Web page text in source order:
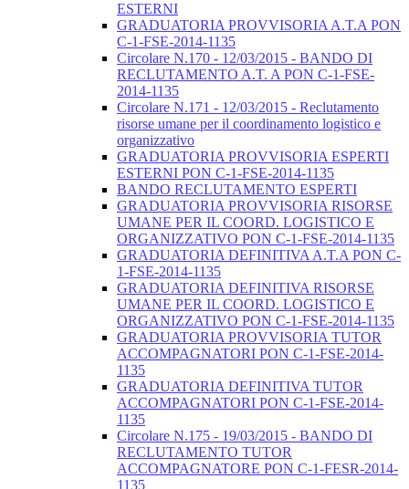
ESTERNI
GRADUATORIA PROVVISORIA A.T.A PON
C-1-FSE-2014-1135
Circolare N.170 - 12/03/2015 - BANDO DI
RECLUTAMENTO A.T. A PON C-1-FSE-
2014-1135
Circolare N.171 - 12/03/2015 - Reclutamento
risorse umane per il coordinamento logistico e
organizzativo
GRADUATORIA PROVVISORIA ESPERTI
ESTERNI PON C-1-FSE-2014-1135
BANDO RECLUTAMENTO ESPERTI
GRADUATORIA PROVVISORIA RISORSE
UMANE PER IL COORD. LOGISTICO E
ORGANIZZATIVO PON C-1-FSE-2014-1135
GRADUATORIA DEFINITIVA A.T.A PON C-
1-FSE-2014-1135
GRADUATORIA DEFINITIVA RISORSE
UMANE PER IL COORD. LOGISTICO E
ORGANIZZATIVO PON C-1-FSE-2014-1135
GRADUATORIA PROVVISORIA TUTOR
ACCOMPAGNATORI PON C-1-FSE-2014-
1135
GRADUATORIA DEFINITIVA TUTOR
ACCOMPAGNATORI PON C-1-FSE-2014-
1135
Circolare N.175 - 19/03/2015 - BANDO DI
RECLUTAMENTO TUTOR
ACCOMPAGNATORE PON C-1-FESR-2014-
1135